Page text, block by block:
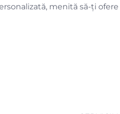
menită să-ți ofere